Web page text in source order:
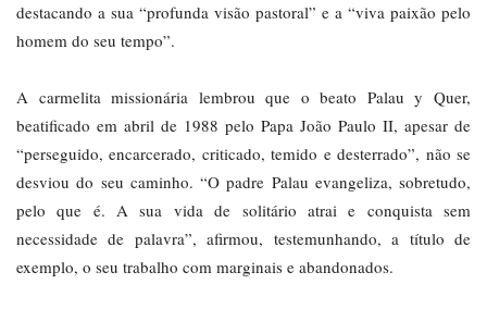
destacando a sua “profunda visão pastoral” e a “viva paixão pelo
homem do seu tempo”.
A carmelita missionária lembrou que o beato Palau y Quer,
beatificado em abril de 1988 pelo Papa João Paulo II, apesar de
“perseguido, encarcerado, criticado, temido e desterrado”, não se
desviou do seu caminho. “O padre Palau evangeliza, sobretudo,
pelo que é. A sua vida de solitário atrai e conquista sem
necessidade de palavra”, afirmou, testemunhando, a título de
exemplo, o seu trabalho com marginais e abandonados.